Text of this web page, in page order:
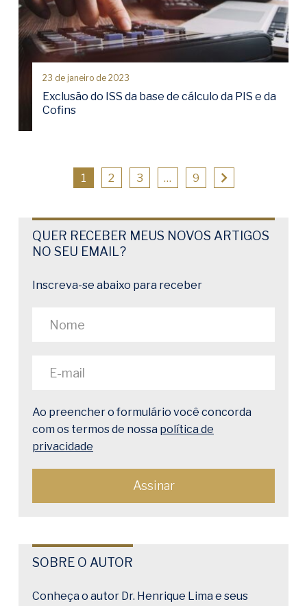
23 de janeiro de 2023
Exclusão do ISS da base de cálculo da PIS e da
Cofins
1 2 3 … 9
QUER RECEBER MEUS NOVOS ARTIGOS
NO SEU EMAIL?
Inscreva-se abaixo para receber
Ao preencher o formulário você concorda
com os termos de nossa política de
privacidade
SOBRE O AUTOR
Conheça o autor Dr. Henrique Lima e seus